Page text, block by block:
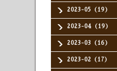
2023-05（19）
2023-04（19）
2023-03（16）
2023-02（17）